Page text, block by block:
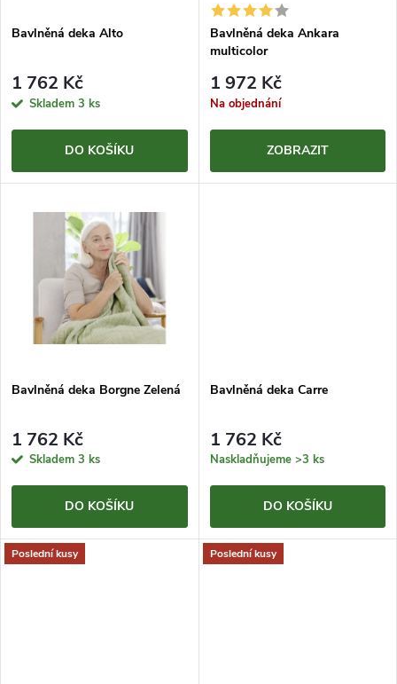
p
r
o
d
s
p
r
o
ů
Bavlněná deka Alto
1 762 Kč
Skladem 3 ks
DO KOŠÍKU
Bavlněná deka Ankara
multicolor
1 972 Kč
Na objednání
ZOBRAZIT
Bavlněná deka Borgne Zelená
1 762 Kč
Skladem 3 ks
DO KOŠÍKU
Bavlněná deka Carre
1 762 Kč
Naskladňujeme >3 ks
DO KOŠÍKU
Poslední kusy Poslední kusy